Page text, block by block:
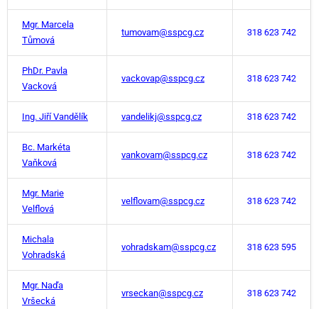
Mgr. Marcela
Tůmová
tumovam@sspcg.cz 318 623 742
PhDr. Pavla
Vacková
vackovap@sspcg.cz 318 623 742
Ing. Jiří Vandělík vandelikj@sspcg.cz 318 623 742
Bc. Markéta
Vaňková
vankovam@sspcg.cz 318 623 742
Mgr. Marie
Velflová
velflovam@sspcg.cz 318 623 742
Michala
Vohradská
vohradskam@sspcg.cz 318 623 595
Mgr. Naďa
Vršecká
vrseckan@sspcg.cz 318 623 742